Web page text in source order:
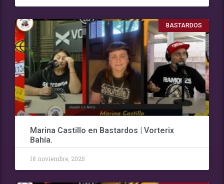
BASTARDOS
Marina Castillo en Bastardos | Vorterix
Bahía.
18 noviembre, 2025